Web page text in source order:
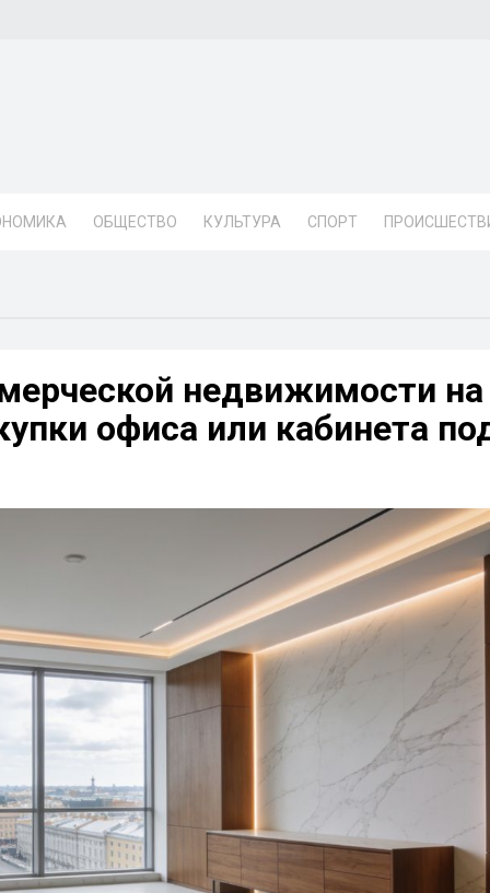
ОБЩЕСТВО КУЛЬТУРА СПОРТ
недвижимости на
офиса или кабинета